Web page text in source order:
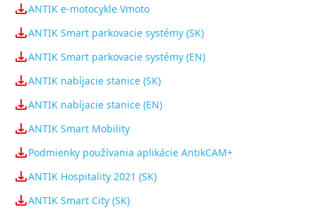
ANTIK e-motocykle Vmoto
ANTIK Smart parkovacie systémy (SK)
ANTIK Smart parkovacie systémy (EN)
ANTIK nabíjacie stanice (SK)
ANTIK nabíjacie stanice (EN)
ANTIK Smart Mobility
Podmienky používania aplikácie AntikCAM+
ANTIK Hospitality 2021 (SK)
ANTIK Smart City (SK)